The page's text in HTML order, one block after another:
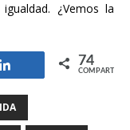
¿Vemos la
Compartir 74
COMPARTIR